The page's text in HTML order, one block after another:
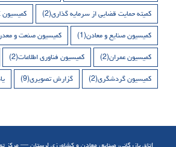
کمیته حمایت قضایی از سرمایه گذاری(2) کمیسیون it
کمیسیون صنایع و معادن(1) کمیسیون صنعت و
کمیسیون عمران(2) کمیسیون فناوری اطلاعات(2)
کمیسیون گردشگری(2) گزارش تصویری(9)